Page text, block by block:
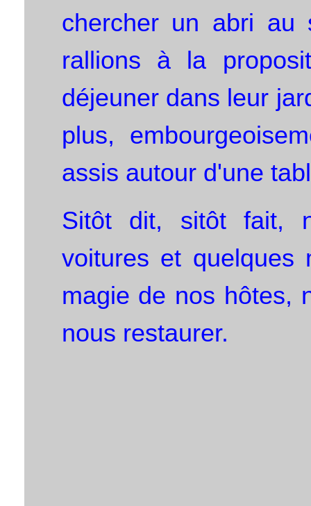
chercher un abri au
rallions à la
déjeuner dans leur
plus,
assis autour d'une
Sitôt dit, sitôt fait,
voitures et
magie de nos hôtes,
nous restaurer.